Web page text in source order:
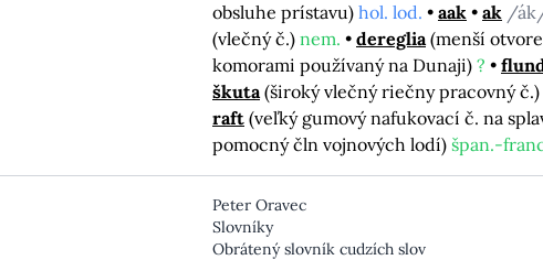
obsluhe prístavu) hol. lod. aak ak /
(vlečný č.) nem. dereglia (menší
komorami používaný na Dunaji) ?
škuta (široký vlečný riečny pracovný č.)
raft (veľký gumový nafukovací č. na
pomocný čln vojnových lodí) špan.-
Peter Oravec
Slovníky
Obrátený slovník cudzích slov